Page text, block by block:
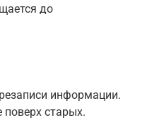
до
информации.
старых.